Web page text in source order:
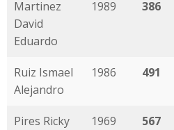
Martinez
David
Eduardo
1989 386
Ruiz Ismael
Alejandro
1986 491
Pires Ricky 1969 567